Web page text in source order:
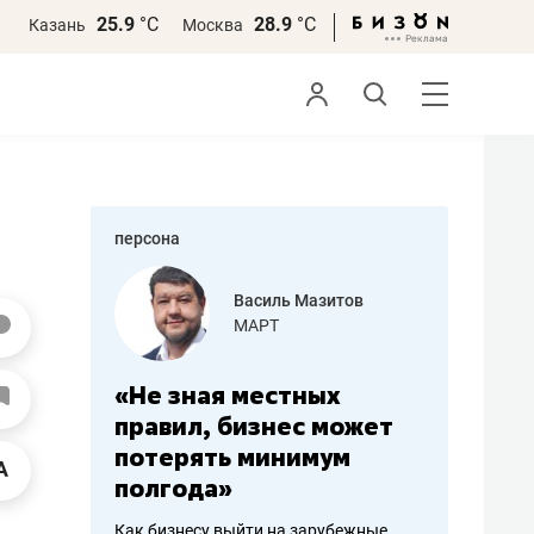
Казань 25.9 °С Москва 28.9 °С
персона
работа
Василь Мазитов
МАРТ
«Не зная местных
правил, бизнес может
потерять минимум
полгода»